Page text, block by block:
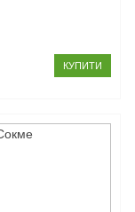
КУПИТИ